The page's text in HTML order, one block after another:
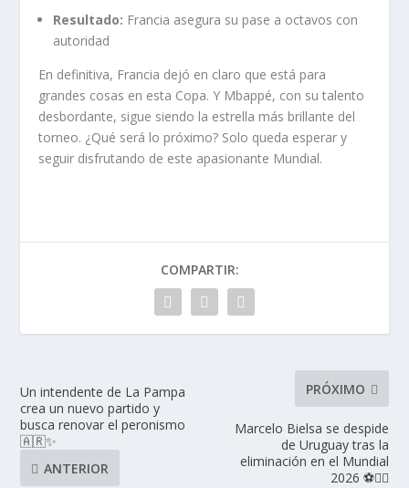
Resultado: Francia asegura su pase a octavos con
autoridad
En definitiva, Francia dejó en claro que está para
grandes cosas en esta Copa. Y Mbappé, con su talento
desbordante, sigue siendo la estrella más brillante del
torneo. ¿Qué será lo próximo? Solo queda esperar y
seguir disfrutando de este apasionante Mundial.
COMPARTIR:
Un intendente de La Pampa
crea un nuevo partido y
busca renovar el peronismo
🇦🇷✨
ANTERIOR
PRÓXIMO
Marcelo Bielsa se despide
de Uruguay tras la
eliminación en el Mundial
2026 ⚽🚶‍♂️